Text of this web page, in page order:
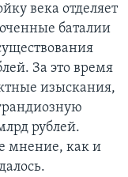
века отделяет
баталии
За это время
изыскания,
рублей.
мнение, как и